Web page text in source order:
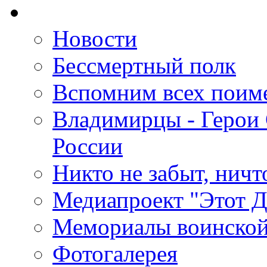
Новости
Бессмертный полк
Вспомним всех
Владимирцы - Герои
России
Никто не забыт,
Медиапроект "Этот
Мемориалы
Фотогалерея